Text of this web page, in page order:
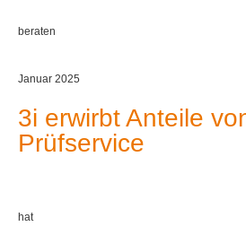
beraten
Januar 2025
3i erwirbt Anteile
Prüfservice
hat